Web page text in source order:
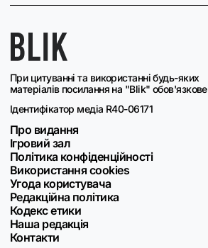
При цитуванні та використанні будь-яких
матеріалів посилання на "Blik" обов'язкове
Ідентифікатор медіа R40-06171
Про видання
Ігровий зал
Політика конфіденційності
Використання cookies
Угода користувача
Редакційна політика
Кодекс етики
Наша редакція
Контакти